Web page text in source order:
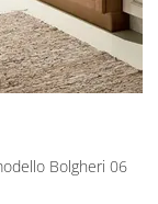
Bolgheri 06